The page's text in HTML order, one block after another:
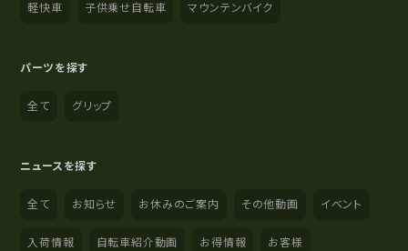
軽快車 子供乗せ自転車 マウンテンバイク
パーツを探す
全て グリップ
ニュースを探す
全て お知らせ お休みのご案内 その他動画 イベント
入荷情報 自転車紹介動画 お得情報 お客様